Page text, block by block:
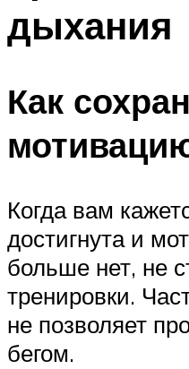
дыхания
Как
Когда вам
достигнута и
больше нет, не
тренировки.
не позволяет
бегом.